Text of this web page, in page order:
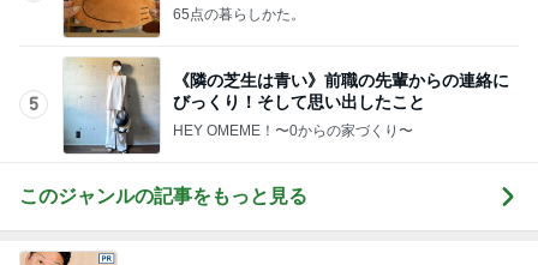
HEY OMEME！〜0からの家づくり〜
このジャンルの記事をもっと見る
Amebaトピックス 11時間前